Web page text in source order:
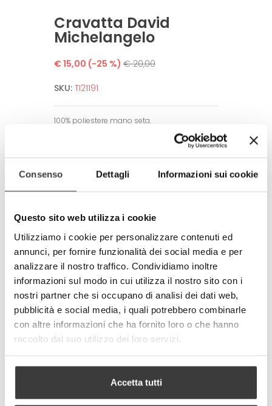
Consenso Dettagli Informazioni sui cookie
Questo sito web utilizza i cookie
Utilizziamo i cookie per personalizzare contenuti ed
annunci, per fornire funzionalità dei social media e per
analizzare il nostro traffico. Condividiamo inoltre
informazioni sul modo in cui utilizza il nostro sito con i
nostri partner che si occupano di analisi dei dati web,
pubblicità e social media, i quali potrebbero combinarle
con altre informazioni che ha fornito loro o che hanno
raccolto dal suo utilizzo dei loro servizi.
Accetta tutti
Cravatta David
Michelangelo
€ 15,00 (-25 %) € 20,00
SKU: TI21191
100% poliestere mano seta.
Fatta a mano.
100% made in Italy
© Modello e disegno registrato.
parziale.
- +
Share
Google+
Pinterest